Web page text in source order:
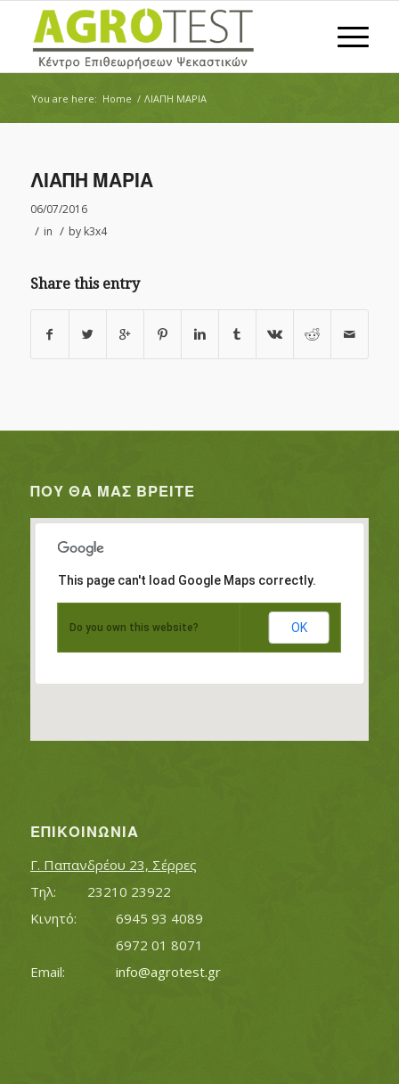
You are here: Home / ΛΙΑΠΗ ΜΑΡΙΑ
ΛΙΑΠΗ ΜΑΡΙΑ
06/07/2016
/ in / by k3x4
Share this entry
ΠΟΥ ΘΑ ΜΑΣ ΒΡΕΊΤΕ
This page can't load Google Maps correctly.
Do you own this website? OK
ΕΠΙΚΟΙΝΩΝΊΑ
Γ. Παπανδρέου 23, Σέρρες
Τηλ:		23210 23922
Κινητό:		6945 93 4089
			6972 01 8071
info@agrotest.gr